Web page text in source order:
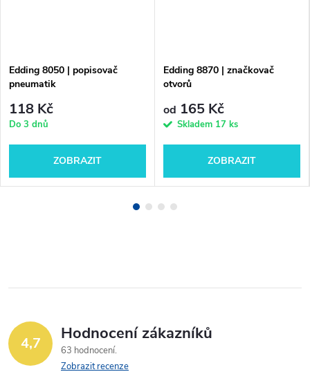
Edding 8050 | popisovač
pneumatik
118 Kč
Do 3 dnů
ZOBRAZIT
Edding 8870 | značkovač
otvorů
od 165 Kč
Skladem 17 ks
ZOBRAZIT
4,7 Hodnocení zákazníků
63 hodnocení
Zobrazit recenze